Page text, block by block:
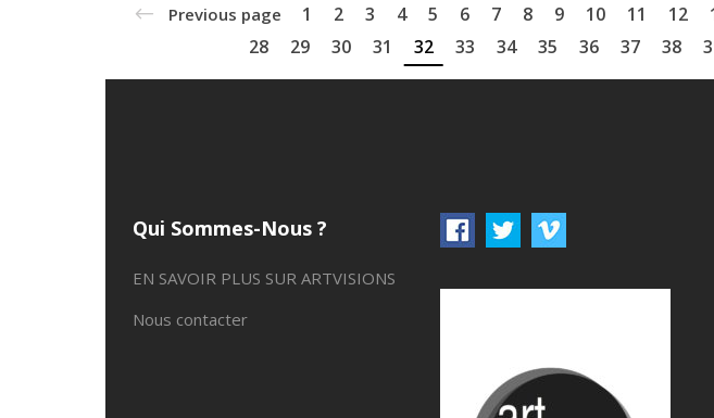
Previous page 1 2 3 4 5 6 7 8 9 10 11 12
28
29 30 31 32 33 34 35 36 37 38
Qui Sommes-Nous ?
EN SAVOIR PLUS SUR ARTVISIONS
Nous contacter